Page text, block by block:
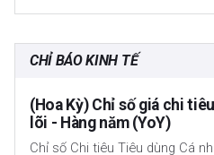
CHỈ BÁO KINH TẾ
(Hoa Kỳ) Chỉ số giá chi
lõi - Hàng năm (YoY)
Chỉ số Chi tiêu Tiêu dùng Cá